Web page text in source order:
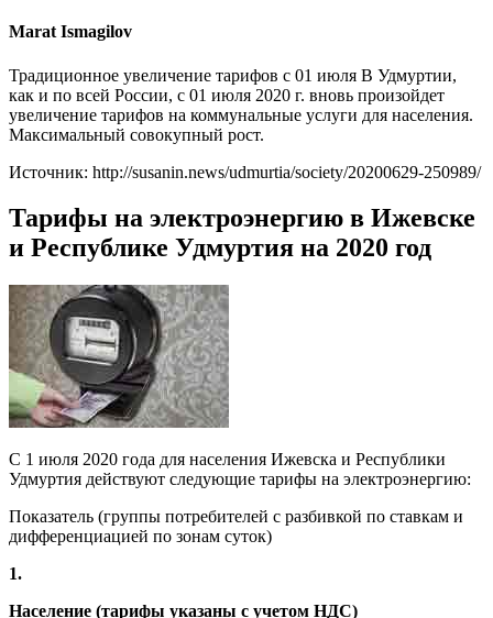
Marat Ismagilov
Традиционное увеличение тарифов с 01 июля В Удмуртии,
как и по всей России, с 01 июля 2020 г. вновь произойдет
увеличение тарифов на коммунальные услуги для населения.
Максимальный совокупный рост.
Источник: http://susanin.news/udmurtia/society/20200629-250989/
Тарифы на электроэнергию в Ижевске
и Республике Удмуртия на 2020 год
С 1 июля 2020 года для населения Ижевска и Республики
Удмуртия действуют следующие тарифы на электроэнергию:
Показатель (группы потребителей с разбивкой по ставкам и
дифференциацией по зонам суток)
1.
Население (тарифы указаны с учетом НДС)